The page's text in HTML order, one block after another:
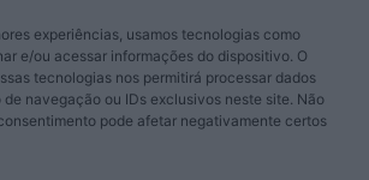
experiências, usamos tecnologias como
e/ou acessar informações do dispositivo. O
tecnologias nos permitirá processar dados
navegação ou IDs exclusivos neste site. Não
pode afetar negativamente certos
SIGA-NOS